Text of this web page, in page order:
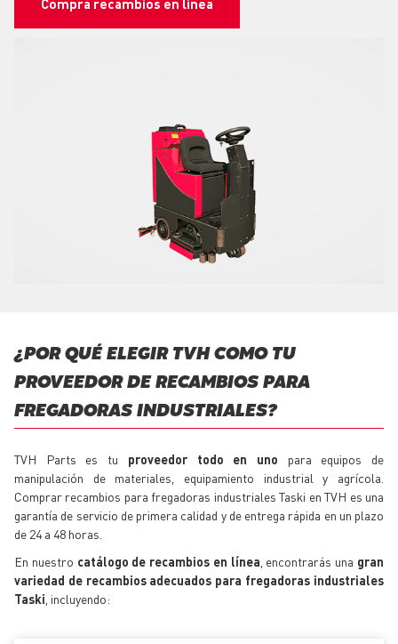
¿POR QUÉ ELEGIR TVH COMO TU
PROVEEDOR DE RECAMBIOS PARA
FREGADORAS INDUSTRIALES?
TVH Parts es tu proveedor todo en uno para equipos de
manipulación de materiales, equipamiento industrial y agrícola.
Comprar recambios para fregadoras industriales Taski en TVH es una
garantía de servicio de primera calidad y de entrega rápida en un plazo
de 24 a 48 horas.
En nuestro catálogo de recambios en línea , encontrarás una gran
variedad de recambios adecuados para fregadoras industriales
Taski , incluyendo: